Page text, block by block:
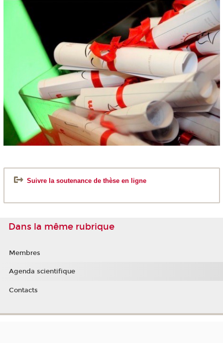
Suivre la soutenance de thèse en ligne
Dans la même rubrique
Membres
Agenda scientifique
Contacts